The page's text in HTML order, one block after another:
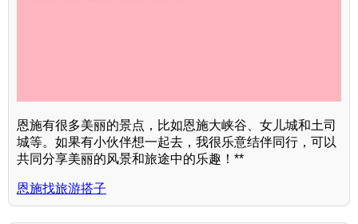
恩施有很多美丽的景点，比如恩施大峡谷、女儿城和土司
城等。如果有小伙伴想一起去，我很乐意结伴同行，可以
共同分享美丽的风景和旅途中的乐趣！**
恩施找旅游搭子